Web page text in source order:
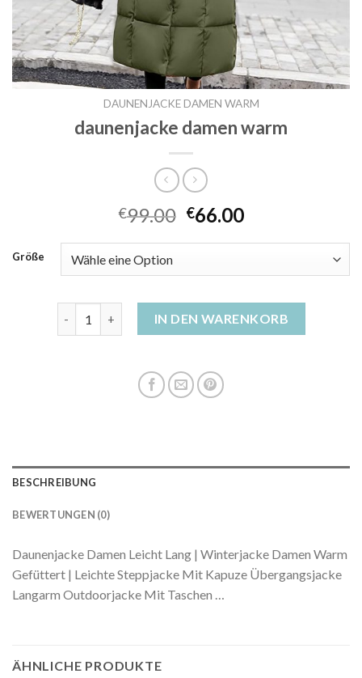
DAUNENJACKE DAMEN WARM
daunenjacke damen warm
€99.00 €66.00
Größe
daunenjacke damen warm Menge
IN DEN WARENKORB
BESCHREIBUNG
BEWERTUNGEN (0)
Daunenjacke Damen Leicht Lang | Winterjacke Damen Warm
Gefüttert | Leichte Steppjacke Mit Kapuze Übergangsjacke
Langarm Outdoorjacke Mit Taschen …
ÄHNLICHE PRODUKTE